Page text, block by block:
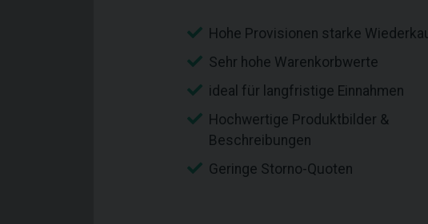
Hohe Provisionen starke
Sehr hohe Warenkorbwerte
ideal für langfristige Einnahmen
Hochwertige Produktbilder &
Beschreibungen
Geringe Storno-Quoten